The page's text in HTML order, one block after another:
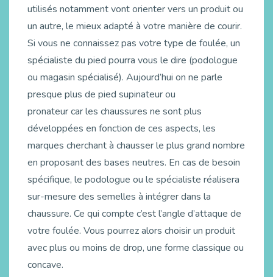
utilisés notamment vont orienter vers un produit ou
un autre, le mieux adapté à votre manière de courir.
Si vous ne connaissez pas votre type de foulée, un
spécialiste du pied pourra vous le dire (podologue
ou magasin spécialisé). Aujourd’hui on ne parle
presque plus de pied supinateur ou
pronateur car les chaussures ne sont plus
développées en fonction de ces aspects, les
marques cherchant à chausser le plus grand nombre
en proposant des bases neutres. En cas de besoin
spécifique, le podologue ou le spécialiste réalisera
sur-mesure des semelles à intégrer dans la
chaussure. Ce qui compte c’est l’angle d’attaque de
votre foulée. Vous pourrez alors choisir un produit
avec plus ou moins de drop, une forme classique ou
concave.